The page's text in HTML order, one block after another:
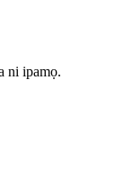
ni ipamọ.